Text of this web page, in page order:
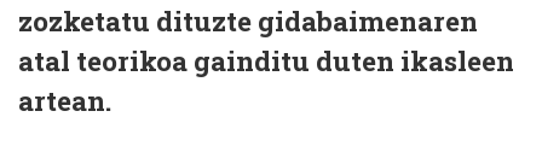
zozketatu dituzte gidabaimenaren
atal teorikoa gainditu duten ikasleen
artean.